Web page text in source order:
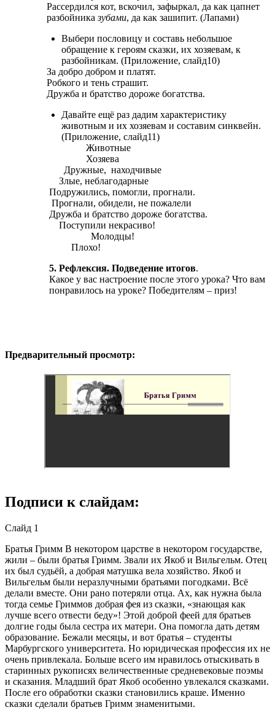
Рассердился кот, вскочил, зафыркал, да как цапнет
разбойниказубами, да как зашипит. (Лапами)
Выбери пословицу и составь небольшое
обращение к героям сказки, их хозяевам, к
разбойникам. (Приложение, слайд10)
За добро добром и платят.
Робкого и тень страшит.
Дружба и братство дороже богатства.
Давайте ещё раз дадим характеристику
животным и их хозяевам и составим синквейн.
(Приложение, слайд11)
Животные
Хозяева
Дружные, находчивые
Злые, неблагодарные
Подружились, помогли, прогнали.
Прогнали, обидели, не пожалели
Дружба и братство дороже богатства.
Поступили некрасиво!
Молодцы!
Плохо!
5. Рефлексия. Подведение итогов.
Какое у вас настроение после этого урока? Что вам
понравилось на уроке? Победителям – приз!
Предварительный просмотр:
Подписи к слайдам:
Слайд 1
Братья Гримм В некотором царстве в некотором государстве,
жили – были братья Гримм. Звали их Якоб и Вильгельм. Отец
их был судьёй, а добрая матушка вела хозяйство. Якоб и
Вильгельм были неразлучными братьями погодками. Всё
делали вместе. Они рано потеряли отца. Ах, как нужна была
тогда семье Гриммов добрая фея из сказки, «знающая как
лучше всего отвести беду»! Этой доброй феей для братьев
долгие годы была сестра их матери. Она помогла дать детям
образование. Бежали месяцы, и вот братья – студенты
Марбургского университета. Но юридическая профессия их не
очень привлекала. Больше всего им нравилось отыскивать в
старинных рукописях величественные средневековые поэмы
и сказания. Младший брат Якоб особенно увлекался сказками.
После его обработки сказки становились краше. Именно
сказки сделали братьев Гримм знаменитыми.